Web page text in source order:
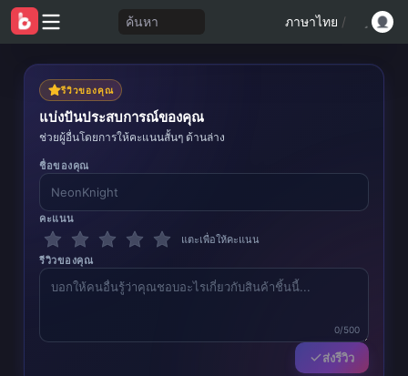
ค้นหา ภาษาไทย /
รีวิวของคุณ
แบ่งปันประสบการณ์ของคุณ
ช่วยผู้อื่นโดยการให้คะแนนสั้นๆ ด้านล่าง
ชื่อของคุณ
คะแนน
แตะเพื่อให้คะแนน
รีวิวของคุณ
0/500
ส่งรีวิว